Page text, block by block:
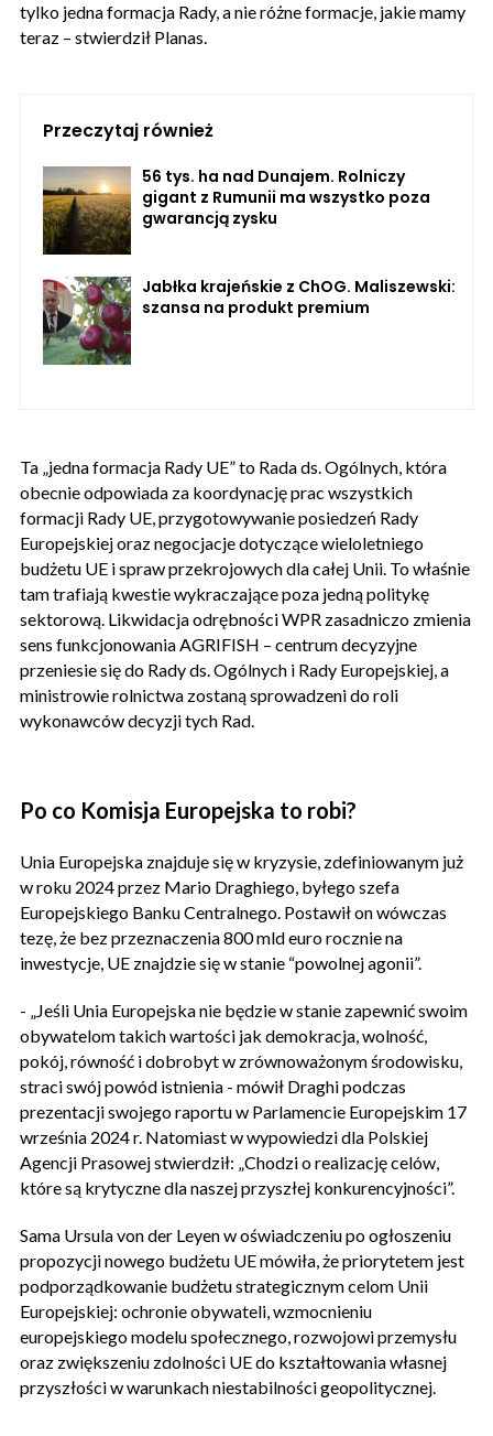
tylko jedna formacja Rady, a nie różne formacje, jakie mamy
teraz – stwierdził Planas.
Przeczytaj również
56 tys. ha nad Dunajem. Rolniczy
gigant z Rumunii ma wszystko poza
gwarancją zysku
Jabłka krajeńskie z ChOG. Maliszewski:
szansa na produkt premium
Ta „jedna formacja Rady UE” to Rada ds. Ogólnych, która
obecnie odpowiada za koordynację prac wszystkich
formacji Rady UE, przygotowywanie posiedzeń Rady
Europejskiej oraz negocjacje dotyczące wieloletniego
budżetu UE i spraw przekrojowych dla całej Unii. To właśnie
tam trafiają kwestie wykraczające poza jedną politykę
sektorową. Likwidacja odrębności WPR zasadniczo zmienia
sens funkcjonowania AGRIFISH – centrum decyzyjne
przeniesie się do Rady ds. Ogólnych i Rady Europejskiej, a
ministrowie rolnictwa zostaną sprowadzeni do roli
wykonawców decyzji tych Rad.
Po co Komisja Europejska to robi?
Unia Europejska znajduje się w kryzysie, zdefiniowanym już
w roku 2024 przez Mario Draghiego, byłego szefa
Europejskiego Banku Centralnego. Postawił on wówczas
tezę, że bez przeznaczenia 800 mld euro rocznie na
inwestycje, UE znajdzie się w stanie “powolnej agonii”.
- „Jeśli Unia Europejska nie będzie w stanie zapewnić swoim
obywatelom takich wartości jak demokracja, wolność,
pokój, równość i dobrobyt w zrównoważonym środowisku,
straci swój powód istnienia - mówił Draghi podczas
prezentacji swojego raportu w Parlamencie Europejskim 17
września 2024 r. Natomiast w wypowiedzi dla Polskiej
Agencji Prasowej stwierdził: „Chodzi o realizację celów,
które są krytyczne dla naszej przyszłej konkurencyjności”.
Sama Ursula von der Leyen w oświadczeniu po ogłoszeniu
propozycji nowego budżetu UE mówiła, że priorytetem jest
podporządkowanie budżetu strategicznym celom Unii
Europejskiej: ochronie obywateli, wzmocnieniu
europejskiego modelu społecznego, rozwojowi przemysłu
oraz zwiększeniu zdolności UE do kształtowania własnej
przyszłości w warunkach niestabilności geopolitycznej.